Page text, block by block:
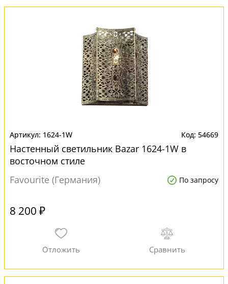
1624-1W 54669
Настенный светильник Bazar 1624-1W в
восточном стиле
Favourite (Германия)
По запросу
8 200 ₽